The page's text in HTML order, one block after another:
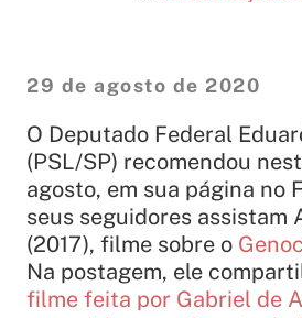
29 de agosto de 2020
O Deputado Federal
(PSL/SP) recomendou
agosto, em sua página no
seus seguidores assistam
(2017), filme sobre o
Na postagem, ele
filme feita por Gabriel de